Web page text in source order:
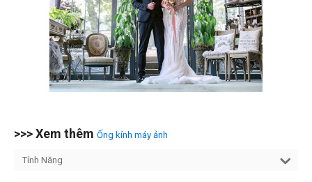
>>> Xem thêm Ống kính máy ảnh
Tính Năng